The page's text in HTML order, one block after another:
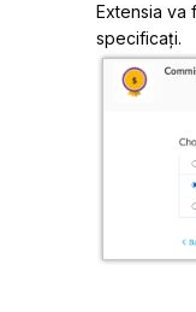
Extensia va
specificați.